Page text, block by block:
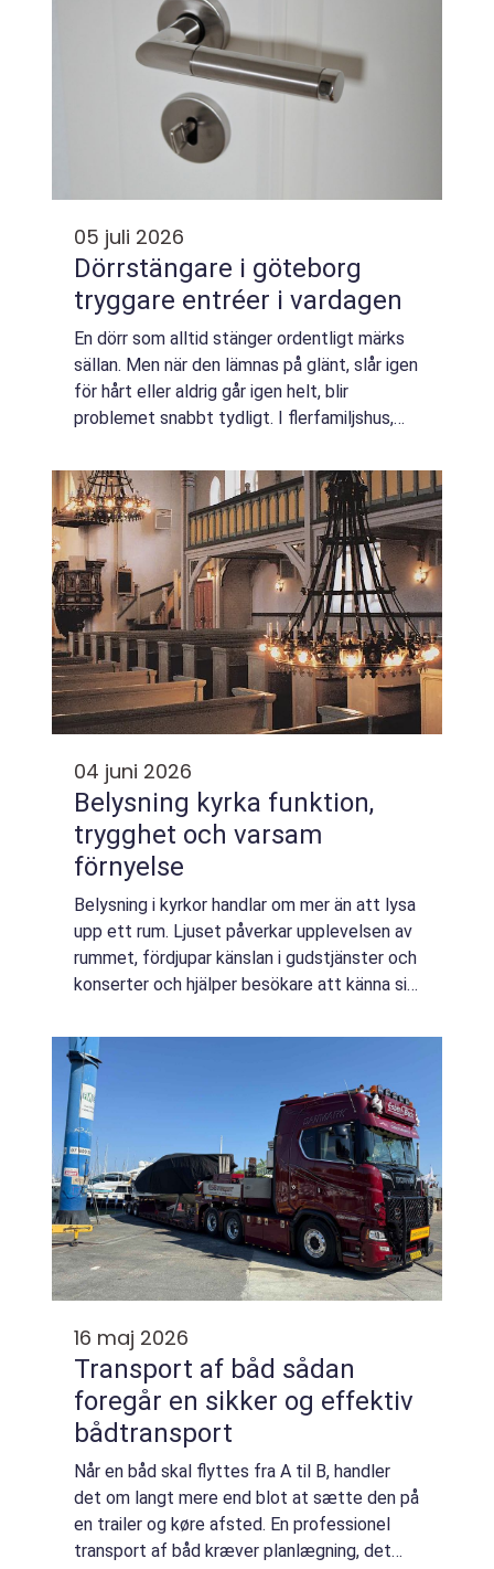
05 juli 2026
Dörrstängare i göteborg
tryggare entréer i vardagen
En dörr som alltid stänger ordentligt märks
sällan. Men när den lämnas på glänt, slår igen
för hårt eller aldrig går igen helt, blir
problemet snabbt tydligt. I flerfamiljshus,
Göteborg är en väl inställd dörr...
04 juni 2026
Belysning kyrka funktion,
trygghet och varsam
förnyelse
Belysning i kyrkor handlar om mer än att lysa
upp ett rum. Ljuset påverkar upplevelsen av
rummet, fördjupar känslan i gudstjänster och
konserter och hjälper besökare att känna sig
hänsyn till byggnadens kultu...
16 maj 2026
Transport af båd sådan
foregår en sikker og effektiv
bådtransport
Når en båd skal flyttes fra A til B, handler
det om langt mere end blot at sætte den på
en trailer og køre afsted. En professionel
transport af båd kræver planlægning, det